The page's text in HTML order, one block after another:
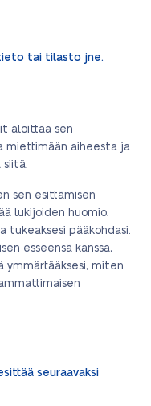
tai tilasto jne.
aloittaa sen
miettimään aiheesta ja
siitä.
sen esittämisen
lukijoiden huomio.
tukeaksesi pääkohdasi.
esseensä kanssa,
ymmärtääksesi, miten
seuraavaksi